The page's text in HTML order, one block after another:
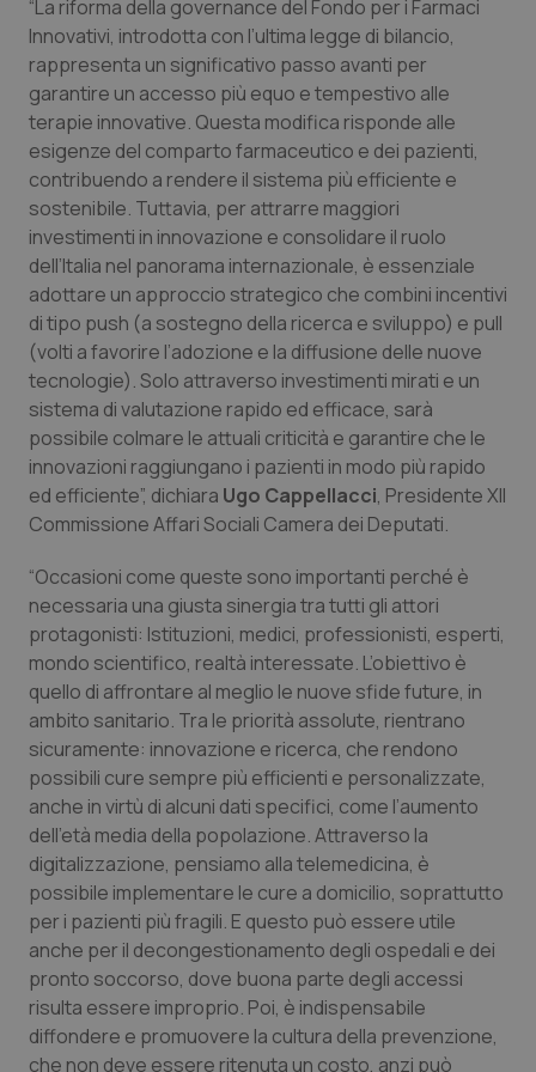
“La riforma della governance del Fondo per i Farmaci
Innovativi, introdotta con l’ultima legge di bilancio,
rappresenta un significativo passo avanti per
garantire un accesso più equo e tempestivo alle
terapie innovative. Questa modifica risponde alle
esigenze del comparto farmaceutico e dei pazienti,
contribuendo a rendere il sistema più efficiente e
sostenibile. Tuttavia, per attrarre maggiori
investimenti in innovazione e consolidare il ruolo
dell’Italia nel panorama internazionale, è essenziale
adottare un approccio strategico che combini incentivi
di tipo push (a sostegno della ricerca e sviluppo) e pull
(volti a favorire l’adozione e la diffusione delle nuove
tecnologie). Solo attraverso investimenti mirati e un
sistema di valutazione rapido ed efficace, sarà
possibile colmare le attuali criticità e garantire che le
innovazioni raggiungano i pazienti in modo più rapido
ed efficiente”, dichiara Ugo Cappellacci, Presidente XII
Commissione Affari Sociali Camera dei Deputati.
“Occasioni come queste sono importanti perché è
necessaria una giusta sinergia tra tutti gli attori
protagonisti: Istituzioni, medici, professionisti, esperti,
mondo scientifico, realtà interessate. L’obiettivo è
quello di affrontare al meglio le nuove sfide future, in
ambito sanitario. Tra le priorità assolute, rientrano
sicuramente: innovazione e ricerca, che rendono
possibili cure sempre più efficienti e personalizzate,
anche in virtù di alcuni dati specifici, come l’aumento
dell’età media della popolazione. Attraverso la
digitalizzazione, pensiamo alla telemedicina, è
possibile implementare le cure a domicilio, soprattutto
per i pazienti più fragili. E questo può essere utile
anche per il decongestionamento degli ospedali e dei
pronto soccorso, dove buona parte degli accessi
risulta essere improprio. Poi, è indispensabile
diffondere e promuovere la cultura della prevenzione,
che non deve essere ritenuta un costo, anzi può
funzionare correttamente senza questi cookie.
Nome
Fornitore/Dominio
VISITOR_PRIVACY_METADATA
YouTube
.youtube.com
CookieScriptConsent
CookieScript
www.quotidianosanita.it
tracking-sites-ironfish-
tracking-enable
www.quotidianosanita.it
tracking-sites-ironfish-
session-id
www.quotidianosanita.it
_ga
Google LLC
.quotidianosanita.it
1